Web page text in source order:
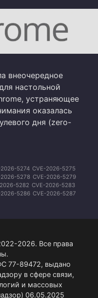
внеочередное
настольной
устраняющее
оказалась
дня (zero-
5274 CVE-2026-5275
2026-5278 CVE-2026-5279
5282 CVE-2026-5283
2026-5286 CVE-2026-5287
2026. Все права
77-89472, выдано
в сфере связи,
и массовых
06.05.2025